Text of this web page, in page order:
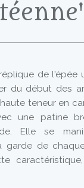
de l'épée
du début des
teneur en
une patine
Elle se
garde de